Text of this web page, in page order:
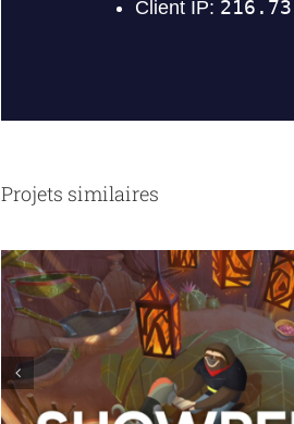
Projets similaires
Ligue contre le Cancer